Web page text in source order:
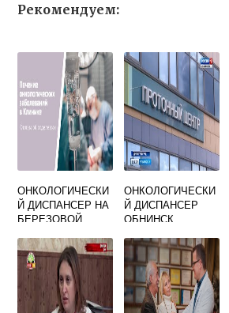
Рекомендуем:
ОНКОЛОГИЧЕСКИ
Й ДИСПАНСЕР НА
БЕРЕЗОВОЙ
ОФИЦИАЛЬНЫЙ
САЙТ
ОНКОЛОГИЧЕСКИ
Й ДИСПАНСЕР
ОБНИНСК
САЙТ